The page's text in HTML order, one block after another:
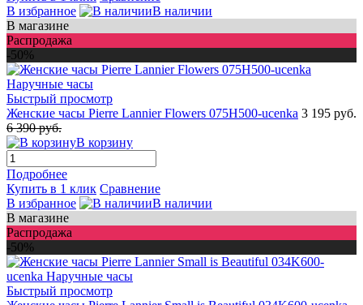
В избранное
В наличии
В магазине
Распродажа
-50%
Быстрый просмотр
Женские часы Pierre Lannier Flowers 075H500-ucenka 3 195 руб.
6 390 руб.
В корзину
Подробнее
Купить в 1 клик Сравнение
В избранное
В наличии
В магазине
Распродажа
-50%
Быстрый просмотр